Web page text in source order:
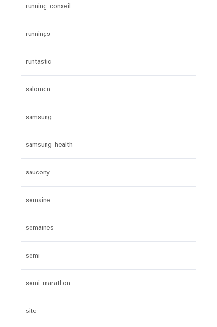
running conseil
runnings
runtastic
salomon
samsung
samsung health
saucony
semaine
semaines
semi
semi marathon
site